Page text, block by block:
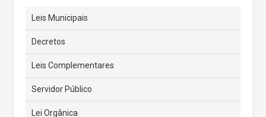
Leis Municipais
Decretos
Leis Complementares
Servidor Público
Lei Orgânica